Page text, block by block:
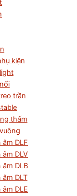
kiện
trần
thấm
DLF
DLV
DLB
DLT
DLE